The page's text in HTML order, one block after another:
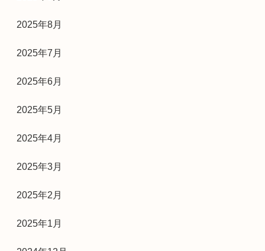
2025年8月
2025年7月
2025年6月
2025年5月
2025年4月
2025年3月
2025年2月
2025年1月